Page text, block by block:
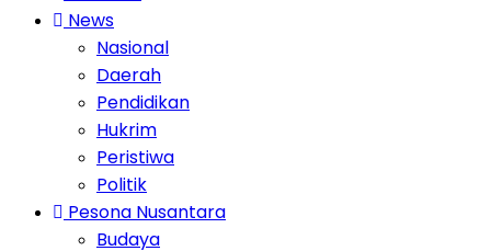
News
Nasional
Daerah
Pendidikan
Hukrim
Peristiwa
Politik
Pesona Nusantara
Budaya